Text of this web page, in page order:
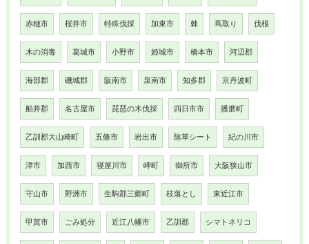
赤穂市 桜井市 特殊伐採 加東市 棘 蔦取り 伐根
木の消毒 葛城市 小野市 姫城市 橋本市 河辺郡
海部郡 磯城郡 阪南市 泉南市 知多郡 京丹波町
船井郡 名古屋市 琵琶の木伐採 四日市市 播磨町
乙訓郡大山崎町 五條市 岩出市 除草シート 紀の川市
津市 加西市 寝屋川市 岬町 御所市 大阪狭山市
守山市 野洲市 生駒郡三郷町 枝落とし 東近江市
甲賀市 ごみ処分 近江八幡市 乙訓郡 シマトネリコ